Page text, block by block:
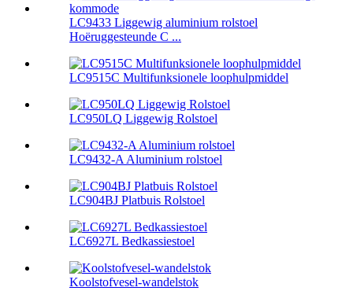
LC9433 Liggewig aluminium rolstoel
Hoëruggesteunde C ...
LC9515C Multifunksionele loophulpmiddel
LC950LQ Liggewig Rolstoel
LC9432-A Aluminium rolstoel
LC904BJ Platbuis Rolstoel
LC6927L Bedkassiestoel
Koolstofvesel-wandelstok